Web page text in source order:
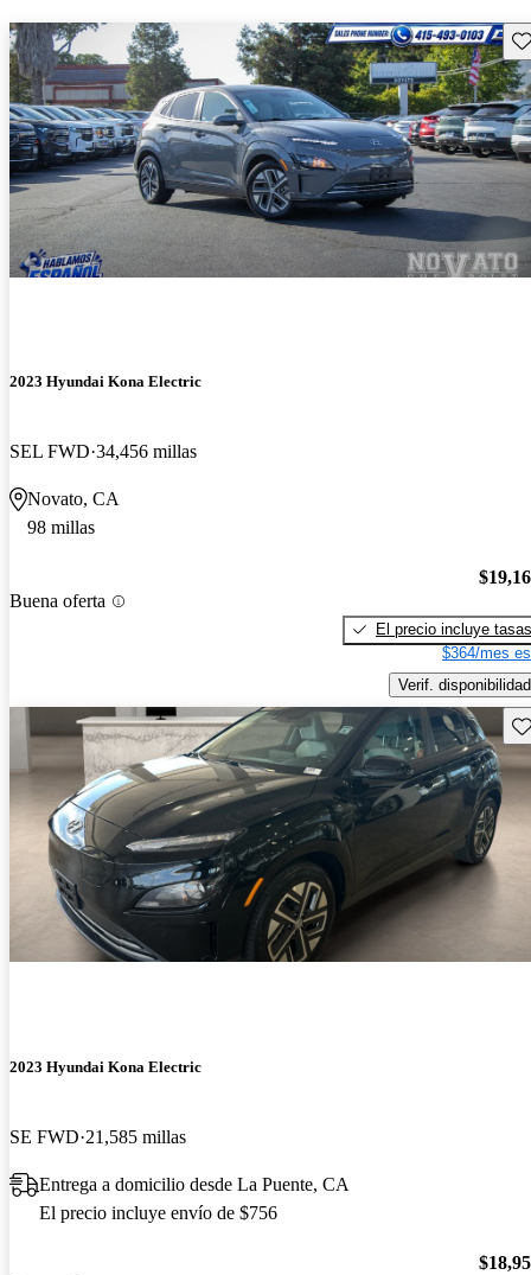
2023 Hyundai Kona Electric
SEL FWD 34,456 millas
Novato, CA
98 millas
Buena oferta
El precio incluye tasas
$364/mes
Verif. disponibilidad
2023 Hyundai Kona Electric
SE FWD 21,585 millas
Entrega a domicilio desde La Puente, CA
El precio incluye envío de $756